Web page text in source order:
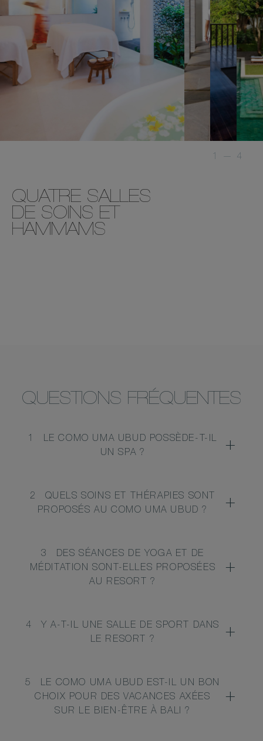
1 — 4
QUATRE SALLES
DE SOINS ET
HAMMAMS
QUESTIONS FRÉQUENTES
1
LE COMO UMA UBUD POSSÈDE-T-IL
UN SPA ?
2
QUELS SOINS ET THÉRAPIES SONT
PROPOSÉS AU COMO UMA UBUD ?
3
DES SÉANCES DE YOGA ET DE
MÉDITATION SONT-ELLES PROPOSÉES
AU RESORT ?
4
Y A-T-IL UNE SALLE DE SPORT DANS
LE RESORT ?
5
LE COMO UMA UBUD EST-IL UN BON
CHOIX POUR DES VACANCES AXÉES
SUR LE BIEN-ÊTRE À BALI ?